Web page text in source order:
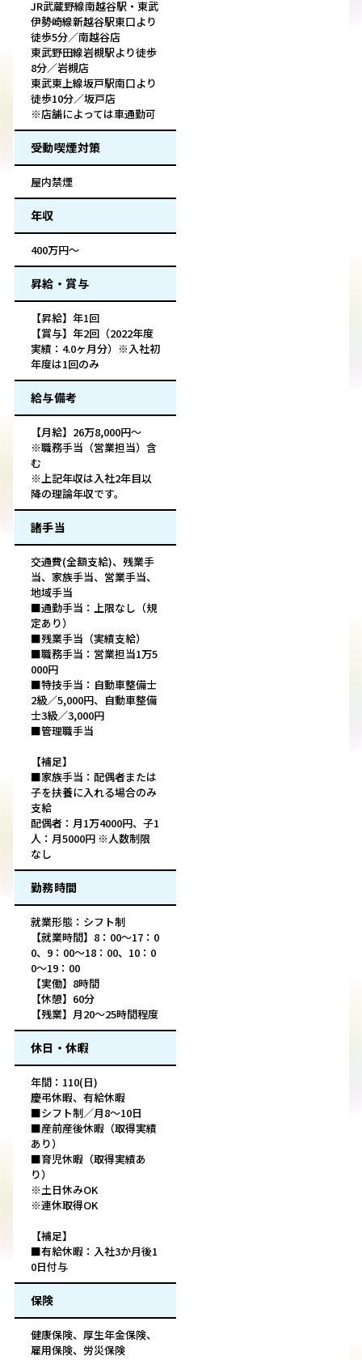
JR武蔵野線南越谷駅・東武
伊勢崎線新越谷駅東口より
徒歩5分／南越谷店
東武野田線岩槻駅より徒歩
8分／岩槻店
東武東上線坂戸駅南口より
徒歩10分／坂戸店
※店舗によっては車通勤可
受動喫煙対策
屋内禁煙
年収
400万円～
昇給・賞与
【昇給】年1回
【賞与】年2回（2022年度
実績：4.0ヶ月分）※入社初
年度は1回のみ
給与備考
【月給】26万8,000円～
※職務手当（営業担当）含
む
※上記年収は入社2年目以
降の理論年収です。
諸手当
交通費(全額支給)、残業手
当、家族手当、営業手当、
地域手当
■通勤手当：上限なし（規
定あり）
■残業手当（実績支給）
■職務手当：営業担当1万5
000円
■特技手当：自動車整備士
2級／5,000円、自動車整備
士3級／3,000円
■管理職手当
【補足】
■家族手当：配偶者または
子を扶養に入れる場合のみ
支給
配偶者：月1万4000円、子1
人：月5000円 ※人数制限
なし
勤務時間
就業形態：シフト制
【就業時間】8：00～17：0
0、9：00～18：00、10：0
0～19：00
【実働】8時間
【休憩】60分
【残業】月20～25時間程度
休日・休暇
年間：110(日)
慶弔休暇、有給休暇
■シフト制／月8～10日
■産前産後休暇（取得実績
あり）
■育児休暇（取得実績あ
り）
※土日休みOK
※連休取得OK
【補足】
■有給休暇：入社3か月後1
0日付与
保険
健康保険、厚生年金保険、
雇用保険、労災保険